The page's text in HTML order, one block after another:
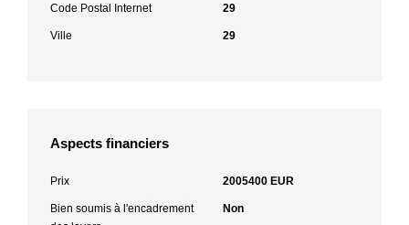
Code Postal Internet 29
Ville 29
Aspects financiers
Prix 2005400 EUR
Bien soumis à l'encadrement
Non